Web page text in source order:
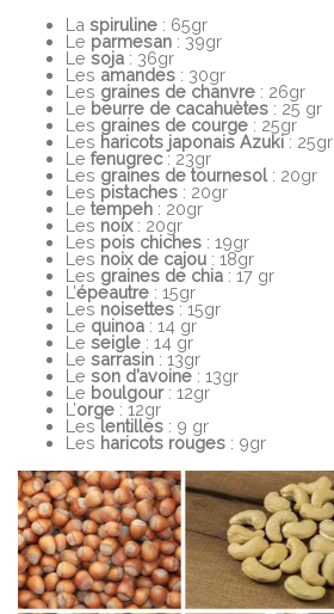
La spiruline : 65gr
Le parmesan : 39gr
Le soja : 36gr
Les amandes : 30gr
Les graines de chanvre : 26gr
Le beurre de cacahuètes : 25 gr
Les graines de courge : 25gr
Les haricots japonais Azuki: 25gr
Le fenugrec: 23gr
Les graines de tournesol: 20gr
Les pistaches : 20gr
Le tempeh : 20gr
Les noix: 20gr
Les pois chiches : 19gr
Les noix de cajou : 18gr
Les graines de chia : 17 gr
L’épeautre : 15gr
Les noisettes : 15gr
Le quinoa : 14 gr
Le seigle : 14 gr
Le sarrasin : 13gr
Le son d’avoine : 13gr
Le boulgour: 12gr
L’orge : 12gr
Leslentilles : 9 gr
Les haricots rouges : 9gr